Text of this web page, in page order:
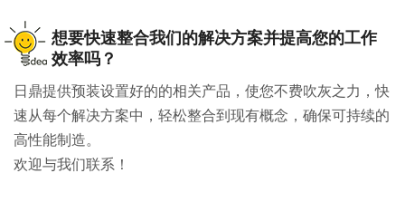
想要快速整合我们的解决方案并提高您的工作
效率吗？
日鼎提供预装设置好的的相关产品，使您不费吹灰之力，快
速从每个解决方案中，轻松整合到现有概念，确保可持续的
高性能制造。
欢迎与我们联系！